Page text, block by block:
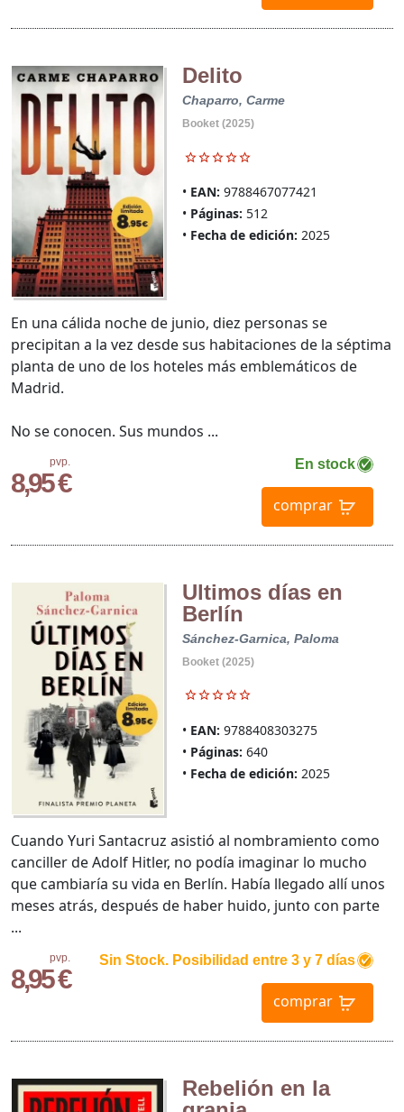
Delito
Chaparro, Carme
Booket (2025)
EAN: 9788467077421
Páginas: 512
Fecha de edición: 2025
pvp.
8,95 €
En stock
comprar
En una cálida noche de junio, diez personas se
precipitan a la vez desde sus habitaciones de la séptima
planta de uno de los hoteles más emblemáticos de
Madrid.
No se conocen. Sus mundos ...
Ultimos días en
Berlín
Sánchez-Garnica, Paloma
Booket (2025)
EAN: 9788408303275
Páginas: 640
Fecha de edición: 2025
pvp.
8,95 €
Sin Stock. Posibilidad entre 3 y 7 días
comprar
Cuando Yuri Santacruz asistió al nombramiento como
canciller de Adolf Hitler, no podía imaginar lo mucho
que cambiaría su vida en Berlín. Había llegado allí unos
meses atrás, después de haber huido, junto con parte
...
Rebelión en la